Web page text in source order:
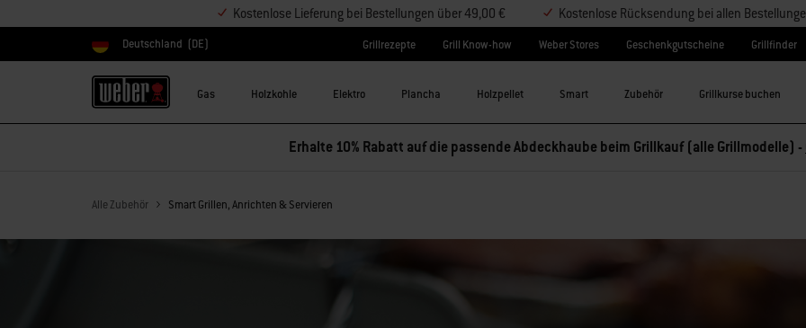
Kostenlose Lieferung bei Bestellungen über 49,00 € Kostenlose Rücksendung bei allen
Land auswählen
Deutschland (DE) Grillrezepte Grill Know-how Weber Stores Geschenkgutscheine Grillfinder
Gas Holzkohle Elektro Plancha Holzpellet Smart Zubehör Grillkurse buchen
Erhalte 10% Rabatt auf die passende Abdeckhaube beim Grillkauf (alle Grillmodelle) -
Alle Zubehör Smart Grillen, Anrichten & Servieren